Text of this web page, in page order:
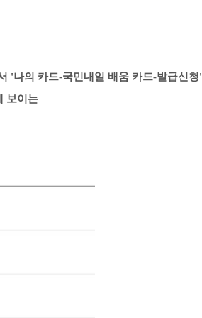
'나의 카드-국민내일 배움 카드-발급신청'
보이는